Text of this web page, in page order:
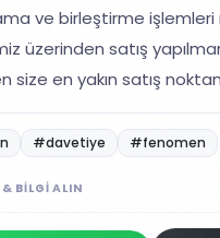
ve birleştirme işlemleri
üzerinden satış
size en yakın satış
#davetiye #fenomen
BILGI ALIN